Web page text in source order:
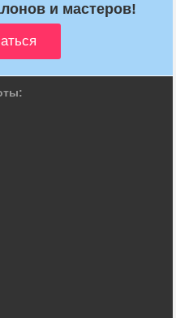
и мастеров!